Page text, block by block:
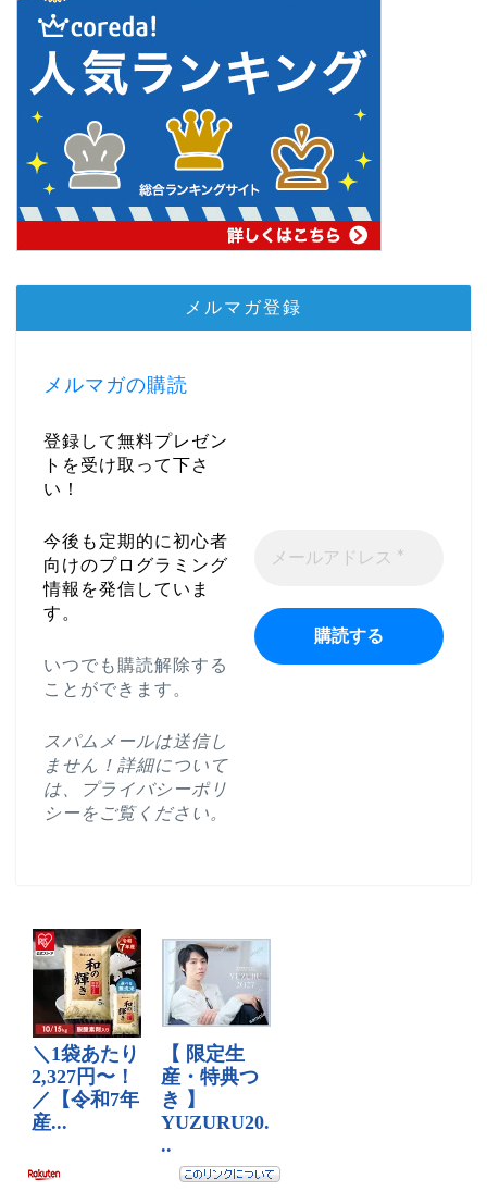
メルマガ登録
メルマガの購読
登録して無料プレゼン
トを受け取って下さ
い！
今後も定期的に初心者
向けのプログラミング
情報を発信していま
す。
いつでも購読解除する
ことができます。
スパムメールは送信し
ません！詳細について
は、
プライバシーポリ
シーをご覧ください。